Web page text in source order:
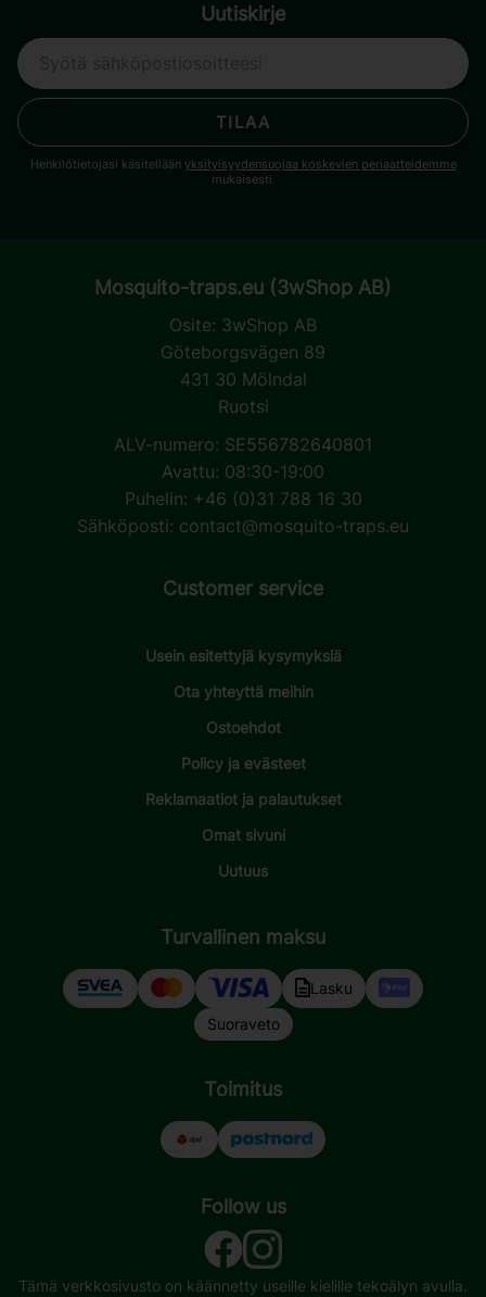
Uutiskirje
TILAA
Henkilötietojasi käsitellään yksityisyydensuojaa koskevien periaatteidemme
mukaisesti.
Mosquito-traps.eu (3wShop AB)
Osite: 3wShop AB
Göteborgsvägen 89
431 30 Mölndal
Ruotsi
ALV-numero: SE556782640801
Avattu: 08:30-19:00
Puhelin: +46 (0)31 788 16 30
Sähköposti: contact@mosquito-traps.eu
Customer service
Usein esitettyjä kysymyksiä
Ota yhteyttä meihin
Ostoehdot
Policy ja evästeet
Reklamaatiot ja palautukset
Omat sivuni
Uutuus
Turvallinen maksu
Lasku
Suoraveto
Toimitus
Follow us
Tämä verkkosivusto on käännetty useille kielille tekoälyn avulla.